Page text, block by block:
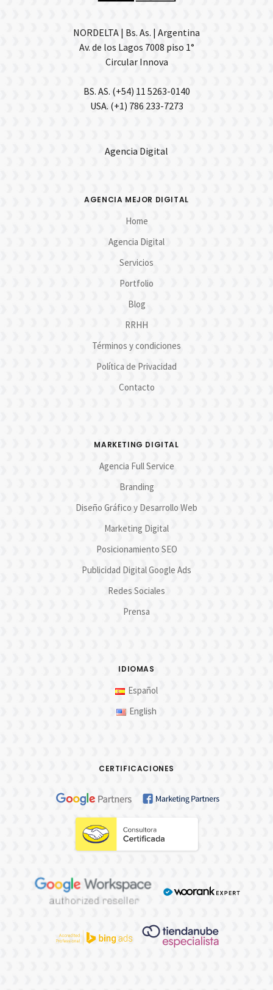
NORDELTA | Bs. As. | Argentina
Av. de los Lagos 7008 piso 1°
Circular Innova
BS. AS. (+54) 11 5263-0140
USA. (+1) 786 233-7273
Agencia Digital
AGENCIA MEJOR DIGITAL
Home
Agencia Digital
Servicios
Portfolio
Blog
RRHH
Términos y condiciones
Política de Privacidad
Contacto
MARKETING DIGITAL
Agencia Full Service
Branding
Diseño Gráfico y Desarrollo Web
Marketing Digital
Posicionamiento SEO
Publicidad Digital Google Ads
Redes Sociales
Prensa
IDIOMAS
Español
English
CERTIFICACIONES